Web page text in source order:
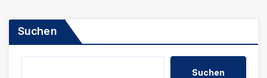
Suchen
Suchen